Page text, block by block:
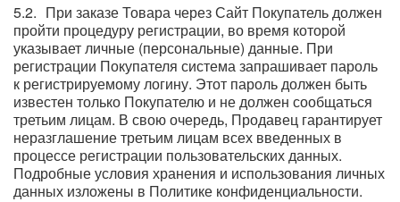
При заказе Товара через Сайт Покупатель должен
пройти процедуру регистрации, во время которой
указывает личные (персональные) данные. При
регистрации Покупателя система запрашивает пароль
к регистрируемому логину. Этот пароль должен быть
известен только Покупателю и не должен сообщаться
третьим лицам. В свою очередь, Продавец гарантирует
неразглашение третьим лицам всех введенных в
процессе регистрации пользовательских данных.
Подробные условия хранения и использования личных
данных изложены в Политике конфиденциальности.